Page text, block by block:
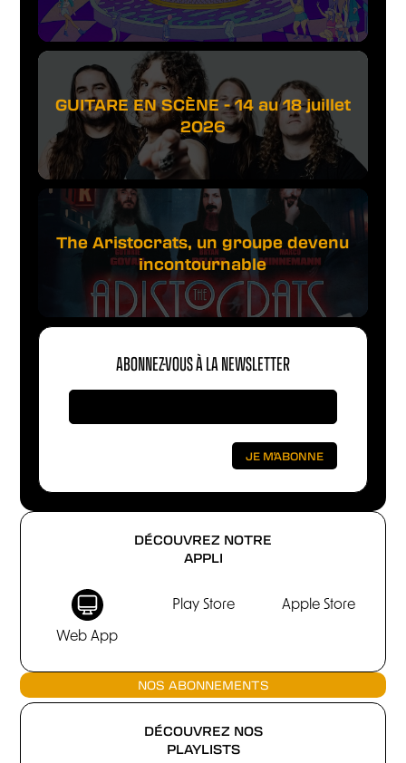
DÉCOUVREZ NOTRE
APPLI
Web App
Play Store Apple Store
NOS ABONNEMENTS
DÉCOUVREZ NOS
PLAYLISTS
GUITARE EN SCÈNE - 14 au 18 juillet
2026
The Aristocrats, un groupe devenu
incontournable
ABONNEZ-VOUS À LA NEWSLETTER